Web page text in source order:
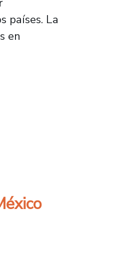
países. La
en
SARS-CoV-2